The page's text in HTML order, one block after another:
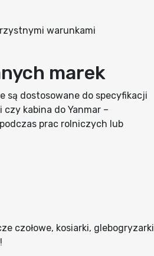
warunkami
marek
są dostosowane do specyfikacji
kabina do Yanmar –
prac rolniczych lub
czołowe, kosiarki, glebogryzarki